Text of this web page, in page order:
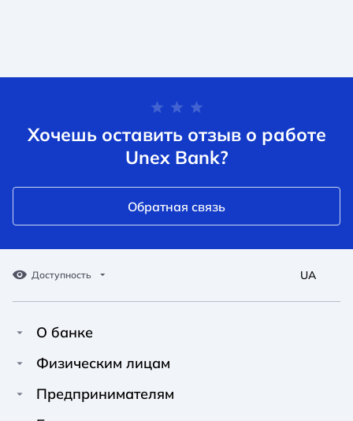
Хочешь оставить отзыв о работе
Unex Bank?
Обратная связь
Доступность
A A
Обычный
A A
Средний
A A
Большой
UA
О банке
Про Unex Bank
Физическим лицам
Кредиты
Предпринимателям
Финансирование